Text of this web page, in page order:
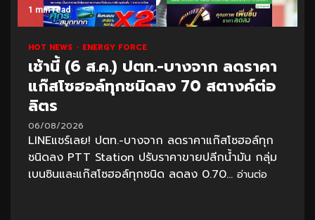
1 min read
HOT NEWS ENERGY FORCE
เช้านี้ (6 ส.ค.) ปตท.-บางจาก ลดราคา
แก๊สโซฮอล์ทุกชนิดลง 70 สตางค์ต่อ
ลิตร
06/08/2026
LINEแชร์เลย! ปตท.-บางจาก ลดราคาแก๊สโซฮอล์ทุก
ชนิดลง PTT Station ปรับราคาขายปลีกน้ำมัน กลุ่ม
เบนซินและแก๊สโซฮอล์ทุกชนิด ลดลง 0.70... อ่านต่อ